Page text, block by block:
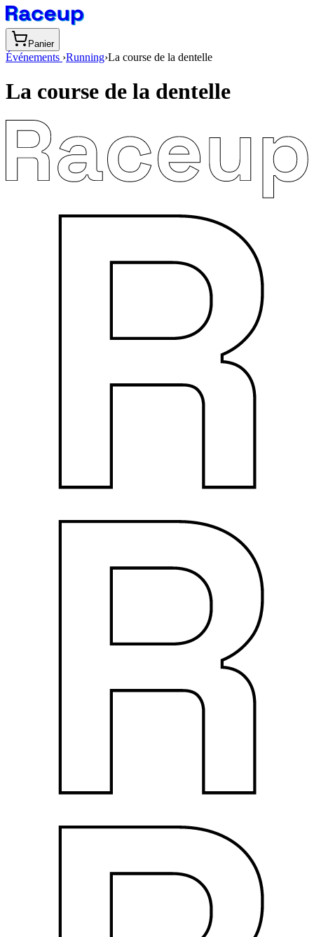
Panier
Événements ›Running›La course de la dentelle
La course de la dentelle